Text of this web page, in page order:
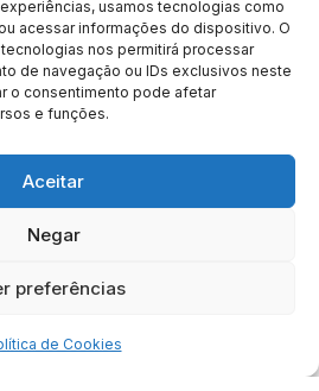
usamos tecnologias como
acessar informações do dispositivo. O
nos permitirá processar
de navegação ou IDs exclusivos neste
o consentimento pode afetar
e funções.
Aceitar
Negar
preferências
de Cookies
BRASIL
- 2023 | Arresala Noticias™